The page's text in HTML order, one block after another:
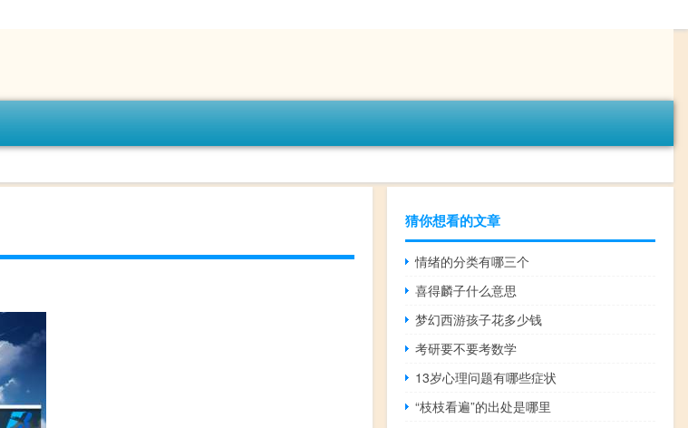
猜你想看的文章
情绪的分类有哪三个
喜得麟子什么意思
梦幻西游孩子花多少钱
考研要不要考数学
13岁心理问题有哪些症状
“枝枝看遍”的出处是哪里